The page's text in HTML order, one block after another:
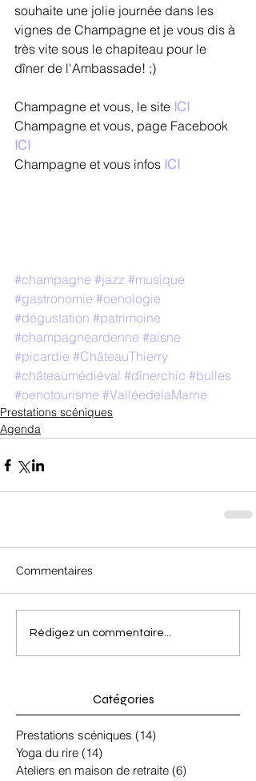
souhaite une jolie journée dans les
vignes de Champagne et je vous dis à
très vite sous le chapiteau pour le
dîner de l'Ambassade! ;)
Champagne et vous, le site ICI
Champagne et vous, page Facebook
ICI
Champagne et vous infos ICI
#champagne #jazz #musique
#gastronomie #oenologie
#dégustation #patrimoine
#champagneardenne #aisne
#picardie #ChâteauThierry
#châteaumédiéval #dînerchic #bulles
#oenotourisme #ValléedelaMarne
Prestations scéniques
Agenda
Commentaires
Rédigez un commentaire...
Catégories
Prestations scéniques (14)
Yoga du rire (14)
Ateliers en maison de retraite (6)